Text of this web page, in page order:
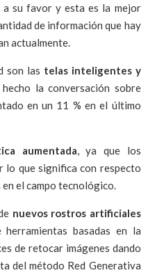
su favor y esta es la mejor
de información que hay
actualmente.
son las telas inteligentes y
hecho la conversación sobre
en un 11 % en el último
aumentada, ya que los
lo que significa con respecto
el campo tecnológico.
nuevos rostros artificiales
basadas en la
de retocar imágenes dando
del método Red Generativa